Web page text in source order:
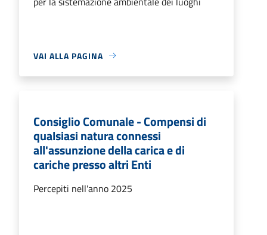
VAI ALLA PAGINA
Consiglio Comunale - Compensi di
qualsiasi natura connessi
all'assunzione della carica e di
cariche presso altri Enti
Percepiti nell'anno 2025